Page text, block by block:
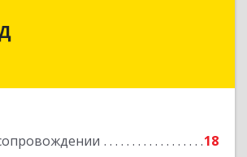
18
край, Крымский р-н,